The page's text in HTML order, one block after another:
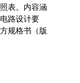
表。内容涵
路设计要
规格书（版